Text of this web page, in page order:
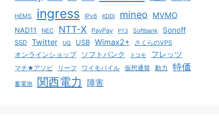
HEMS ingress IPv6 KDDI mineo MVMO
NAD11 NEC NTT-X PayPay PT3 Softbank Sonoff
SSD Twitter UQ USB Wimax2+ さくらのVPS
オンラインショップ ソフトバンク ドコモ フレッツ
マチ★アソビ リーフ ワイモバイル 仮想通貨 動力 特価
蓄電池 関西電力 障害